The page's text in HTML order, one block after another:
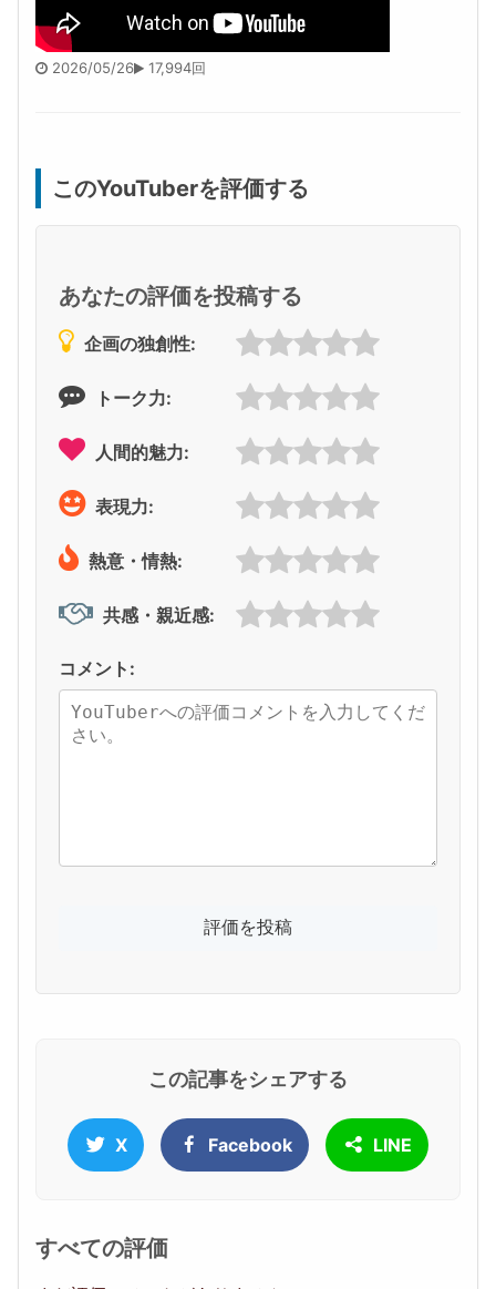
2026/05/26 17,994回
このYouTuberを評価する
あなたの評価を投稿する
企画の独創性:
トーク力:
人間的魅力:
表現力:
熱意・情熱:
共感・親近感:
コメント:
この記事をシェアする
X Facebook LINE
すべての評価